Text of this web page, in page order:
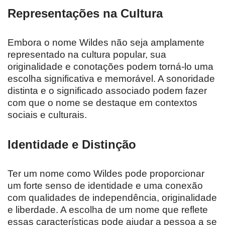
Representações na Cultura
Embora o nome Wildes não seja amplamente
representado na cultura popular, sua
originalidade e conotações podem torná-lo uma
escolha significativa e memorável. A sonoridade
distinta e o significado associado podem fazer
com que o nome se destaque em contextos
sociais e culturais.
Identidade e Distinção
Ter um nome como Wildes pode proporcionar
um forte senso de identidade e uma conexão
com qualidades de independência, originalidade
e liberdade. A escolha de um nome que reflete
essas características pode ajudar a pessoa a se